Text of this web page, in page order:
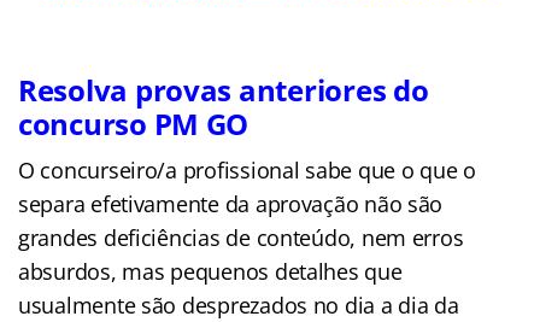
Resolva provas anteriores do
concurso PM GO
O concurseiro/a profissional sabe que o que o
separa efetivamente da aprovação não são
grandes deficiências de conteúdo, nem erros
absurdos, mas pequenos detalhes que
usualmente são desprezados no dia a dia da